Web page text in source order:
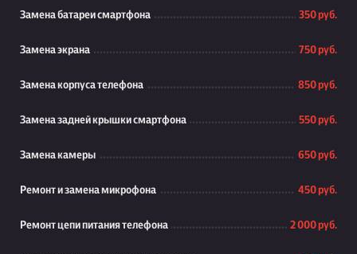
Замена батареи смартфона 350 руб.
Замена экрана 750 руб.
Замена корпуса телефона 850 руб.
Замена задней крышки смартфона 550 руб.
Замена камеры 650 руб.
Ремонт и замена микрофона 450 руб.
Ремонт цепи питания телефона 2 000 руб.